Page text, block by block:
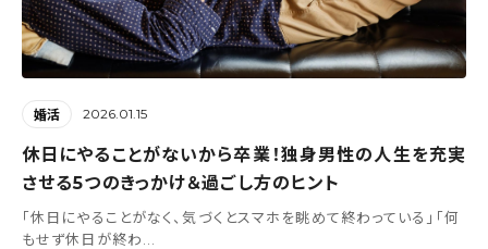
婚活 2026.01.15
休日にやることがないから卒業！独身男性の人生を充実
させる5つのきっかけ＆過ごし方のヒント
「休日にやることがなく、気づくとスマホを眺めて終わっている」「何
もせず休日が終わ...